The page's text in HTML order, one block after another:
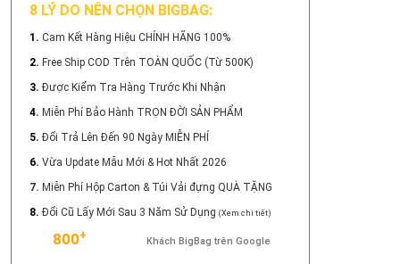
8 LÝ DO NÊN CHỌN BIGBAG:
1. Cam Kết Hàng Hiệu CHÍNH HÃNG 100%
2. Free Ship COD Trên TOÀN QUỐC (Từ 500K)
3. Được Kiểm Tra Hàng Trước Khi Nhận
4. Miễn Phí Bảo Hành TRỌN ĐỜI SẢN PHẨM
5. Đổi Trả Lên Đến 90 Ngày MIỄN PHÍ
6. Vừa Update Mẫu Mới & Hot Nhất 2026
7. Miễn Phí Hộp Carton & Túi Vải đựng QUÀ TẶNG
8. Đổi Cũ Lấy Mới Sau 3 Năm Sử Dụng (Xem chi tiết)
800+ Khách BigBag trên Google